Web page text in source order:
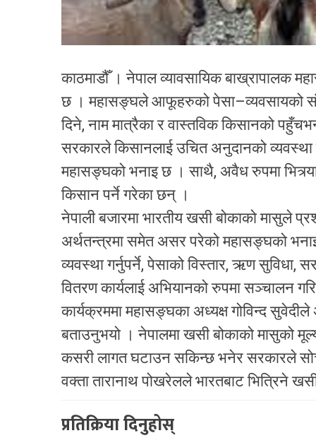
काठमाडौँ । नेपाल व्यावसायिक बाख्रापालक
छ । महासङ्घले आफूहरुको पेसा–व्यवसायको
दिने, नाम मात्रैका र वास्तविक किसानको
सरकारले किसानलाई उचित अनुदानको व्यवस्था
महासङ्घको भनाइ छ । साथै, अवैध रुपमा
किसान पर्ने गरेका छन् ।
नेपाली बजारमा भारतीय खसी बोकाको मासुले
अर्थतन्त्रमा समेत असर परेको महासङ्घको
व्यवस्था गर्नुपर्ने, पेसाको विस्तार, ऋण सुविधा,
वितरण कार्यलाई अभियानको रुपमा सञ्चालन
कार्यक्रममा महासङ्घका अध्यक्ष गोविन्द
बताउनुभयो । नेपालमा खसी बोकाको मासुको
कसरी लागत घटाउन सकिन्छ भनेर सरकारले
वक्ता तारानाथ पोखरेलले भारतबाट भित्रिने
प्रतिक्रिया दिनुहोस्